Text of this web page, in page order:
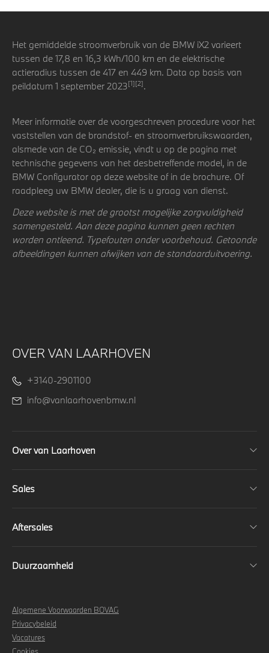
Het gemiddelde stroomverbruik van de BMW iX2 varieert
tussen de 17,8 en 16,3 kWh/100 km en de elektrische
actieradius tussen de 417 en 449 km. Data op basis van
peildatum 1 september 2023[1][2].
Meer informatie over de voorgeschreven procedure voor het
vaststellen van de brandstof- en stroomverbruikswaarden,
alsmede van de CO₂ emissie, vindt u op de pagina met
technische gegevens van het desbetreffende model, in de
BMW Configurator op deze website of in de brochure. Of
raadpleeg uw BMW dealer, die is u graag van dienst.
Deze website is met de grootst mogelijke zorgvuldigheid
samengesteld. Aan deze pagina kunnen geen rechten
worden ontleend. Typefouten onder voorbehoud. Getoonde
afbeeldingen kunnen afwijken van de standaarduitvoering.
OVER VAN LAARHOVEN
+3140-2901100
info@vanlaarhovenbmw.nl
Over van Laarhoven
Sales
Aftersales
Duurzaamheid
Algemene Voorwaarden BOVAG
Privacybeleid
Vacatures
Cookies